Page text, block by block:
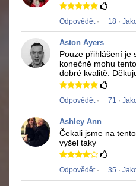
Odpovědět· 18 ·
Aston Ayers
Pouze přihlášení je
konečně mohu
dobré kvalitě.
Odpovědět· 71 ·
Ashley Ann
Čekali jsme na
vyšel taky
Odpovědět· 35 ·